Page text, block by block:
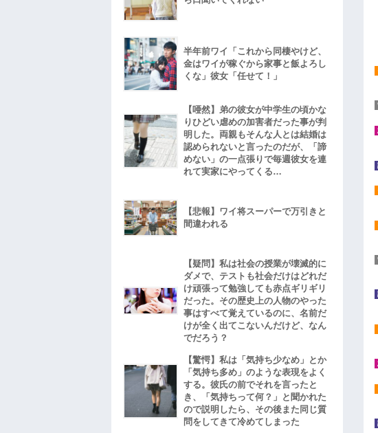
半年前ワイ「これから同棲やけど、
金はワイが稼ぐから家事と飯よろし
くな」彼女「任せて！」
【唖然】弟の彼女が中学生の頃かな
りひどい虐めの加害者だった事が判
明した。両親もそんな人とは結婚は
認められないと言ったのだが、「諦
めない」の一点張りで毎週彼女を連
れて実家にやってくる…
【悲報】ワイ将スーパーで万引きと
間違われる
【疑問】私は社会の授業が壊滅的に
ダメで、テストも社会だけはどれだ
け頑張って勉強しても赤点ギリギリ
だった。その歴史上の人物のやった
事はすべて覚えているのに、名前だ
けが全く出てこないんだけど、なん
でだろう？
【驚愕】私は「気持ち少なめ」とか
「気持ち多め」のような表現をよく
する。彼氏の前でそれを言ったと
き、「気持ちって何？」と聞かれた
ので説明したら、その後また同じ質
問をしてきて冷めてしまった